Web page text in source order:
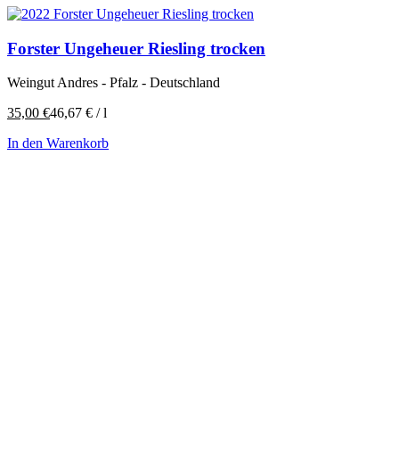
Forster Ungeheuer Riesling trocken
Weingut Andres - Pfalz - Deutschland
35,00 €46,67 € /l
In den Warenkorb